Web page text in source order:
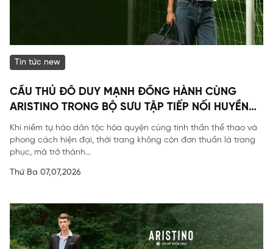
Tin tức new
CẦU THỦ ĐỖ DUY MẠNH ĐỒNG HÀNH CÙNG
ARISTINO TRONG BỘ SƯU TẬP TIẾP NỐI HUYỀN
THOẠI
Khi niềm tự hào dân tộc hòa quyện cùng tinh thần thể thao và
phong cách hiện đại, thời trang không còn đơn thuần là trang
phục, mà trở thành...
Thứ Ba 07,07,2026